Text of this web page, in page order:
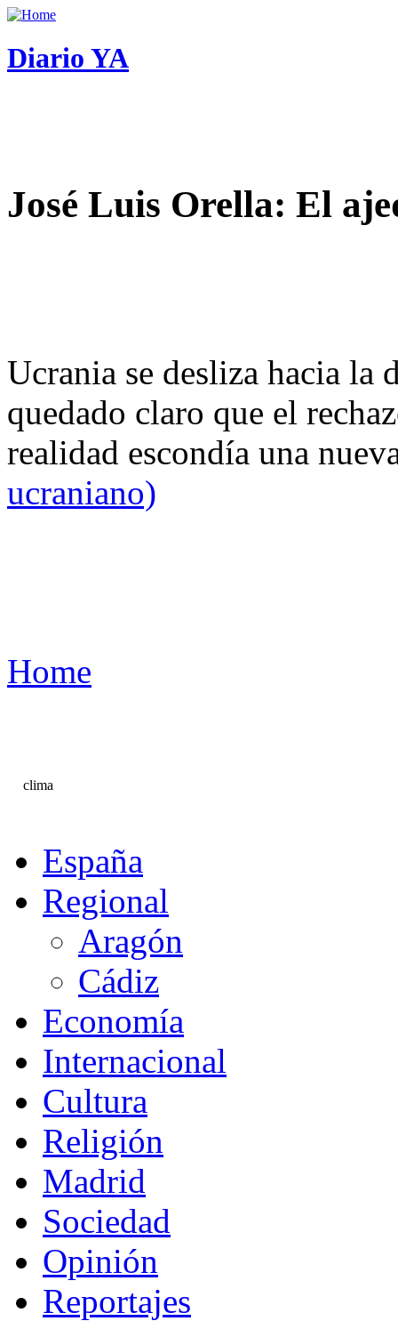
Diario YA
José Luis Orella: El
Ucrania se desliza hacia
quedado claro que el
realidad escondía una
ucraniano)
Home
clima
España
Regional
Aragón
Cádiz
Economía
Internacional
Cultura
Religión
Madrid
Sociedad
Opinión
Reportajes